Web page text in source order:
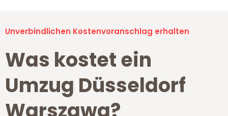
Unverbindlichen Kostenvoranschlag erhalten
Was kostet ein
Umzug Düsseldorf